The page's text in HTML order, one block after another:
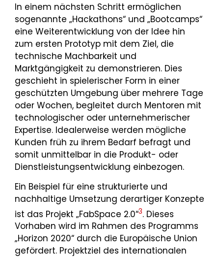
In einem nächsten Schritt ermöglichen
sogenannte „Hackathons“ und „Bootcamps“
eine Weiterentwicklung von der Idee hin
zum ersten Prototyp mit dem Ziel, die
technische Machbarkeit und
Marktgängigkeit zu demonstrieren. Dies
geschieht in spielerischer Form in einer
geschützten Umgebung über mehrere Tage
oder Wochen, begleitet durch Mentoren mit
technologischer oder unternehmerischer
Expertise. Idealerweise werden mögliche
Kunden früh zu ihrem Bedarf befragt und
somit unmittelbar in die Produkt- oder
Dienstleistungsentwicklung einbezogen.
Ein Beispiel für eine strukturierte und
nachhaltige Umsetzung derartiger Konzepte
ist das Projekt „FabSpace 2.0“3. Dieses
Vorhaben wird im Rahmen des Programms
„Horizon 2020“ durch die Europäische Union
gefördert. Projektziel des internationalen